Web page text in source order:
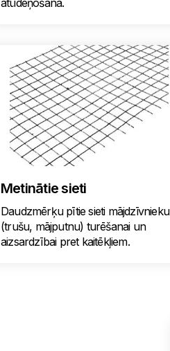
atūdeņošana.
Metinātie sieti
Daudzmērķu pītie sieti mājdzīvnieku
(trušu, mājputnu) turēšanai un
aizsardzībai pret kaitēkļiem.